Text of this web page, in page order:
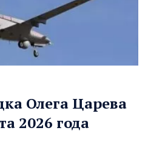
Олега Царева
2026 года